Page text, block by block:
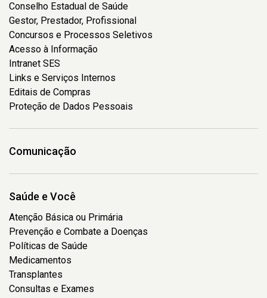
Conselho Estadual de Saúde
Gestor, Prestador, Profissional
Concursos e Processos Seletivos
Acesso à Informação
Intranet SES
Links e Serviços Internos
Editais de Compras
Proteção de Dados Pessoais
Comunicação
Saúde e Você
Atenção Básica ou Primária
Prevenção e Combate a Doenças
Políticas de Saúde
Medicamentos
Transplantes
Consultas e Exames